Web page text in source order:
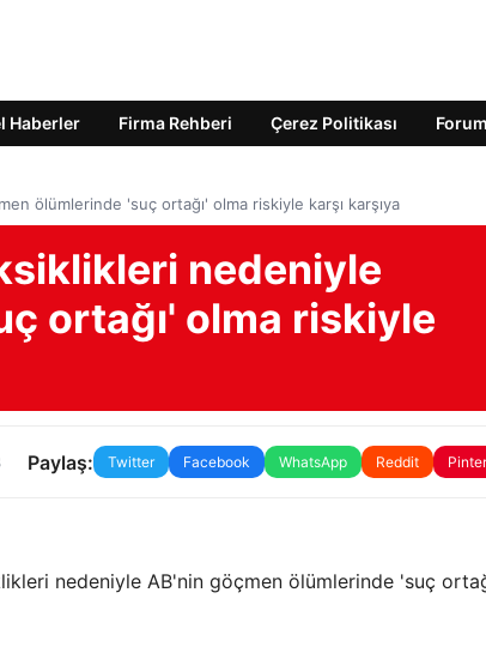
Haberler Firma Rehberi Çerez Politikası Forum
ölümlerinde 'suç ortağı' olma riskiyle karşı karşıya
nedeniyle
ortağı' olma riskiyle
Paylaş: Twitter Facebook WhatsApp Reddit
nedeniyle AB'nin göçmen ölümlerinde 'suç